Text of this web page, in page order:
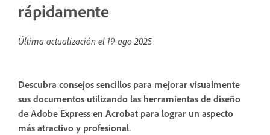
rápidamente
Última actualización el 19 ago 2025
Descubra consejos sencillos para mejorar visualmente
sus documentos utilizando las herramientas de diseño
de Adobe Express en Acrobat para lograr un aspecto
más atractivo y profesional.